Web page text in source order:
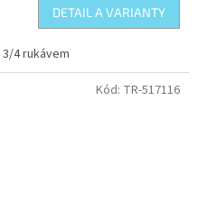
DETAIL A VARIANTY
4 rukávem
Kód: TR-517116